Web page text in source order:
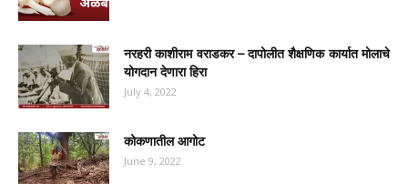
नरहरी काशीराम वराडकर – दापोलीत शैक्षणिक कार्यात मोलाचे
योगदान देणारा हिरा
July 4, 2022
कोकणातील आगोट
June 9, 2022